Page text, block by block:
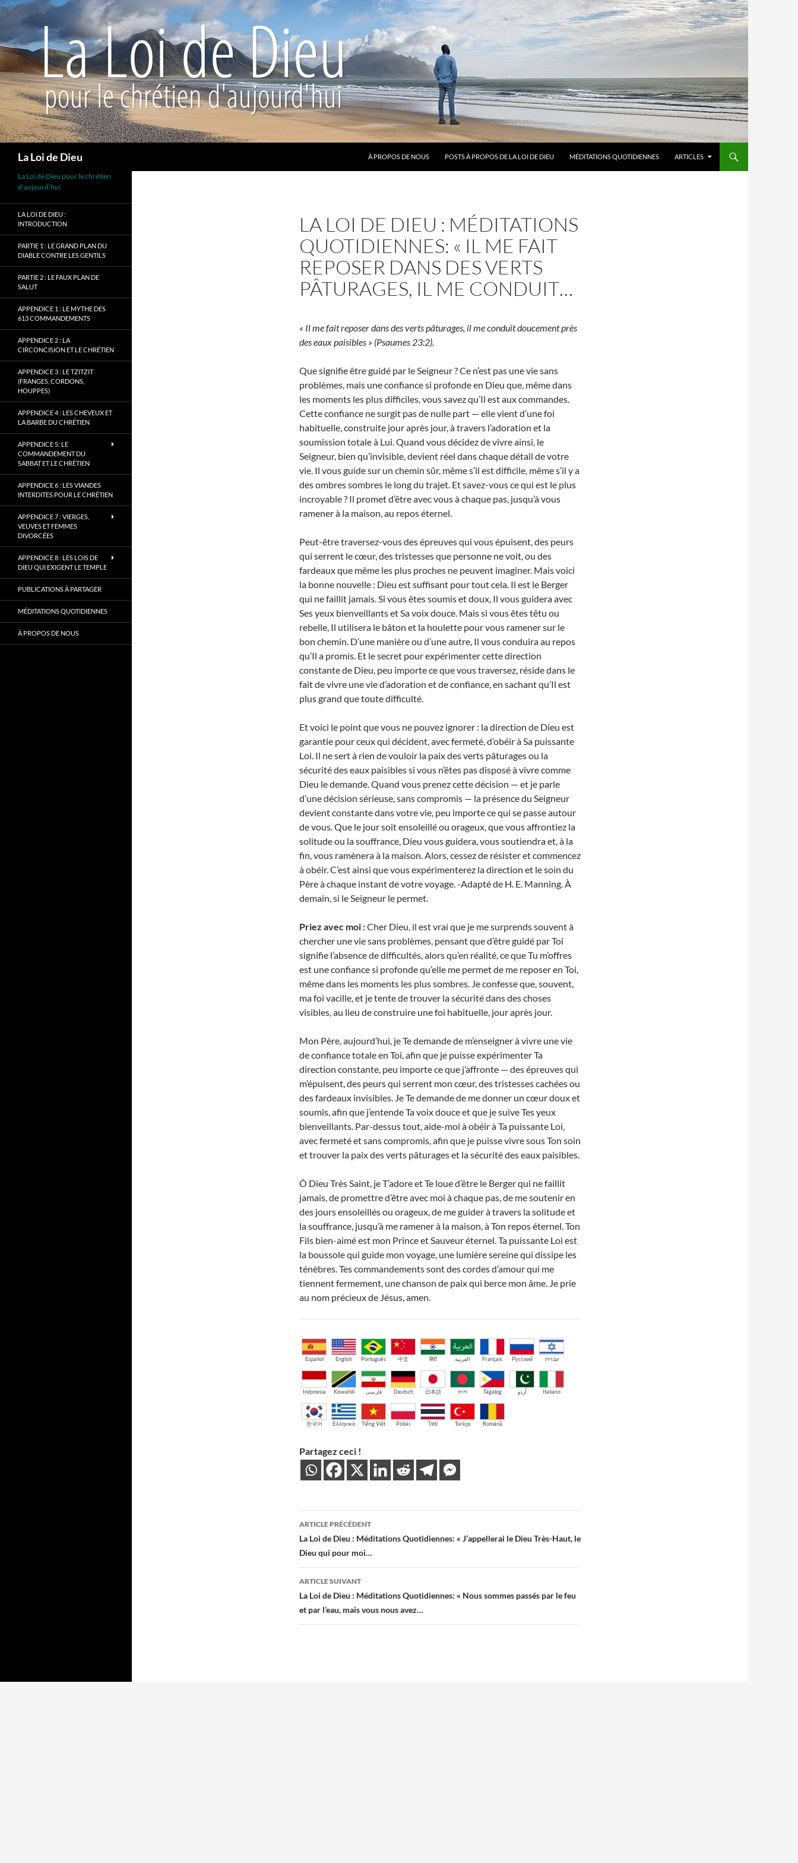
La Loi de Dieu
À PROPOS DE NOUS
POSTS À PROPOS DE LA LOI DE DIEU MÉDITATIONS QUOTIDIENNES ARTICLES
LA LOI DE DIEU : MÉDITATIONS
QUOTIDIENNES: « IL ME FAIT
REPOSER DANS DES VERTS
PÂTURAGES, IL ME CONDUIT…
« Il me fait reposer dans des verts pâturages, il me conduit doucement près
des eaux paisibles » (Psaumes 23:2).
Que signifie être guidé par le Seigneur ? Ce n’est pas une vie sans
problèmes, mais une confiance si profonde en Dieu que, même dans
les moments les plus difficiles, vous savez qu’Il est aux commandes.
Cette confiance ne surgit pas de nulle part — elle vient d’une foi
habituelle, construite jour après jour, à travers l’adoration et la
soumission totale à Lui. Quand vous décidez de vivre ainsi, le
Seigneur, bien qu’invisible, devient réel dans chaque détail de votre
vie. Il vous guide sur un chemin sûr, même s’il est difficile, même s’il y a
des ombres sombres le long du trajet. Et savez-vous ce qui est le plus
incroyable ? Il promet d’être avec vous à chaque pas, jusqu’à vous
ramener à la maison, au repos éternel.
Peut-être traversez-vous des épreuves qui vous épuisent, des peurs
qui serrent le cœur, des tristesses que personne ne voit, ou des
fardeaux que même les plus proches ne peuvent imaginer. Mais voici
la bonne nouvelle : Dieu est suffisant pour tout cela. Il est le Berger
qui ne faillit jamais. Si vous êtes soumis et doux, Il vous guidera avec
Ses yeux bienveillants et Sa voix douce. Mais si vous êtes têtu ou
rebelle, Il utilisera le bâton et la houlette pour vous ramener sur le
bon chemin. D’une manière ou d’une autre, Il vous conduira au repos
qu’Il a promis. Et le secret pour expérimenter cette direction
constante de Dieu, peu importe ce que vous traversez, réside dans le
fait de vivre une vie d’adoration et de confiance, en sachant qu’Il est
plus grand que toute difficulté.
Et voici le point que vous ne pouvez ignorer : la direction de Dieu est
garantie pour ceux qui décident, avec fermeté, d’obéir à Sa puissante
Loi. Il ne sert à rien de vouloir la paix des verts pâturages ou la
sécurité des eaux paisibles si vous n’êtes pas disposé à vivre comme
Dieu le demande. Quand vous prenez cette décision — et je parle
d’une décision sérieuse, sans compromis — la présence du Seigneur
devient constante dans votre vie, peu importe ce qui se passe autour
de vous. Que le jour soit ensoleillé ou orageux, que vous affrontiez la
solitude ou la souffrance, Dieu vous guidera, vous soutiendra et, à la
fin, vous ramènera à la maison. Alors, cessez de résister et commencez
à obéir. C’est ainsi que vous expérimenterez la direction et le soin du
Père à chaque instant de votre voyage. -Adapté de H. E. Manning. À
demain, si le Seigneur le permet.
Priez avec moi :Cher Dieu, il est vrai que je me surprends souvent à
chercher une vie sans problèmes, pensant que d’être guidé par Toi
signifie l’absence de difficultés, alors qu’en réalité, ce que Tu m’offres
est une confiance si profonde qu’elle me permet de me reposer en Toi,
même dans les moments les plus sombres. Je confesse que, souvent,
ma foi vacille, et je tente de trouver la sécurité dans des choses
visibles, au lieu de construire une foi habituelle, jour après jour.
Mon Père, aujourd’hui, je Te demande de m’enseigner à vivre une vie
de confiance totale en Toi, afin que je puisse expérimenter Ta
direction constante, peu importe ce que j’affronte — des épreuves qui
m’épuisent, des peurs qui serrent mon cœur, des tristesses cachées ou
des fardeaux invisibles. Je Te demande de me donner un cœur doux et
soumis, afin que j’entende Ta voix douce et que je suive Tes yeux
bienveillants. Par-dessus tout, aide-moi à obéir à Ta puissante Loi,
avec fermeté et sans compromis, afin que je puisse vivre sous Ton soin
et trouver la paix des verts pâturages et la sécurité des eaux paisibles.
Ô Dieu Très Saint, je T’adore et Te loue d’être le Berger qui ne faillit
jamais, de promettre d’être avec moi à chaque pas, de me soutenir en
des jours ensoleillés ou orageux, de me guider à travers la solitude et
la souffrance, jusqu’à me ramener à la maison, à Ton repos éternel. Ton
Fils bien-aimé est mon Prince et Sauveur éternel. Ta puissante Loi est
la boussole qui guide mon voyage, une lumière sereine qui dissipe les
ténèbres. Tes commandements sont des cordes d’amour qui me
tiennent fermement, une chanson de paix qui berce mon âme. Je prie
au nom précieux de Jésus, amen.
Español English Português 中文 हिंदी العربية Français Русский עברית
Indonesia Kiswahili فارسی Deutsch 日本語 বাংলা Tagalog اُردو Italiano
한국어 Ελληνικά Tiếng Việt Polski ไทย Türkçe Română
Partagez ceci !
Navigation
des
articles
ARTICLE PRÉCÉDENT
La Loi de Dieu : Méditations Quotidiennes: « J’appellerai le Dieu Très-Haut, le
Dieu qui pour moi…
ARTICLE SUIVANT
La Loi de Dieu : Méditations Quotidiennes: « Nous sommes passés par le feu
et par l’eau, mais vous nous avez…
La Loi de Dieu pour le chrétien
d'aujourd'hui
LA LOI DE DIEU :
INTRODUCTION
PARTIE 1 : LE GRAND PLAN DU
DIABLE CONTRE LES GENTILS
PARTIE 2 : LE FAUX PLAN DE
SALUT
APPENDICE 1 : LE MYTHE DES
613 COMMANDEMENTS
APPENDICE 2 : LA
CIRCONCISION ET LE CHRÉTIEN
APPENDICE 3 : LE TZITZIT
(FRANGES, CORDONS,
HOUPPES)
APPENDICE 4 : LES CHEVEUX ET
LA BARBE DU CHRÉTIEN
APPENDICE 5: LE
COMMANDEMENT DU
SABBAT ET LE CHRÉTIEN
APPENDICE 6 : LES VIANDES
INTERDITES POUR LE CHRÉTIEN
APPENDICE 7 : VIERGES,
VEUVES ET FEMMES
DIVORCÉES
APPENDICE 8 : LES LOIS DE
DIEU QUI EXIGENT LE TEMPLE
PUBLICATIONS À PARTAGER
MÉDITATIONS QUOTIDIENNES
À PROPOS DE NOUS